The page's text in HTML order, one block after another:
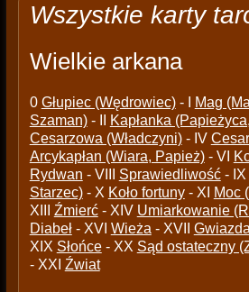
Wszystkie karty
Wielkie arkana
0 Głupiec (Wędrowiec)- I
Mag
Szaman)- II Kapłanka
Cesarzowa (Władczyni)- IV
Arcykapłan (Wiara, Papież)- VI
Rydwan - VIII Sprawiedliwość- IX
Starzec)- X Koło fortuny- XI Moc
XIII Źmierć- XIV Umiarkowanie
Diabeł- XVI Wieża - XVII Gwiazda
XIX Słońce- XX Sąd ostateczny
- XXI Źwiat